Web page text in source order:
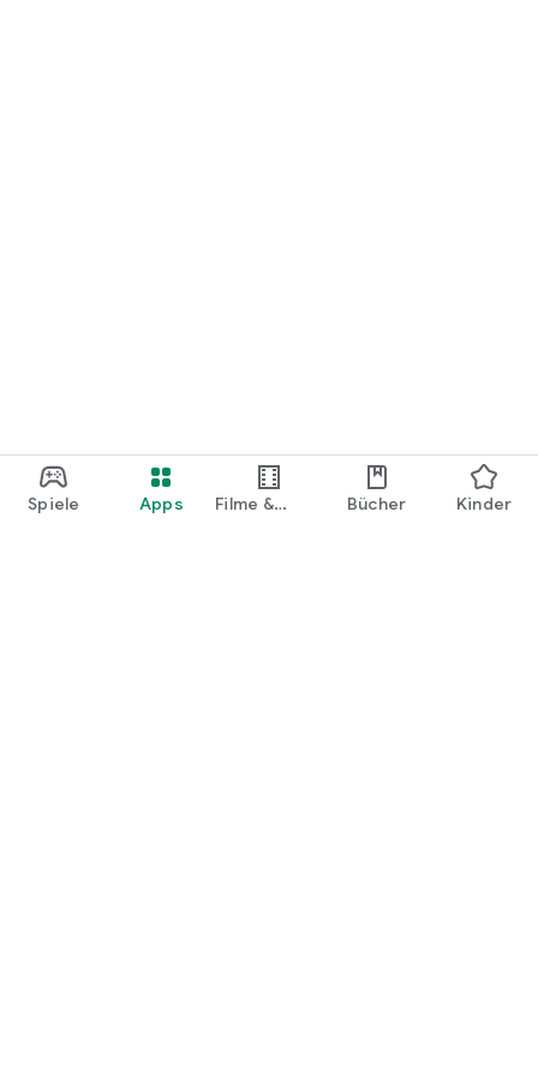
Spiele Apps
Filme &
Bücher Kinder